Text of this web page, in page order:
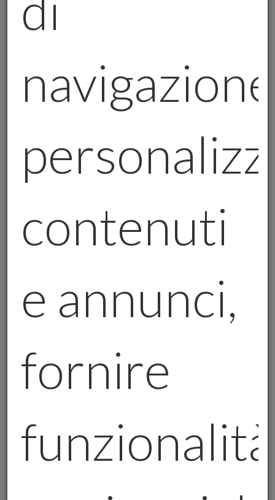
è unico, per questo ti ascoltiamo e
valorizziamo le tue esigenze.”
sogni irraggiungibili: il segreto è
scegliere il giusto percorso.”
Il 2025 si prospetta come un anno ricco di
opportunità, ma anche di sfide. In un mondo
sempre più incerto, l’oro fisico rimane una
risparmi e garantire stabilità.
In Careisgold, siamo pronti ad
di un
Piano di Acquisto Ricorrente (PAR)
di un
Acquisto Unico (AUrum)
o di una
vostra sicurezza finanziaria
Perché scegliere Careisgold?
di esperienza nel settore, siamo un
punto di riferimento per chi vuole
contenuti
e annunci,
fornire
funzionalità